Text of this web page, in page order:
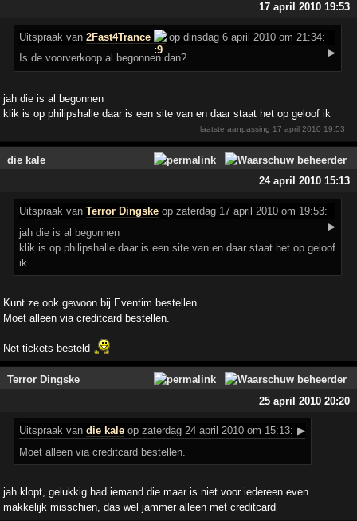
17 april 2010 19:53
Uitspraak van2Fast4Trance
op dinsdag 6 april 2010 om 21:34:
▶
Is de voorverkoop al begonnen dan?
jah die is al begonnen
klik is op philipshalle daar is een site van en daar staat het op geloof ik
laatste aanpassing 17 april 2010 19:53
die kale
24 april 2010 15:13
Uitspraak vanTerror Dingske op zaterdag 17 april 2010 om 19:53:
▶
jah die is al begonnen
klik is op philipshalle daar is een site van en daar staat het op geloof
ik
Kunt ze ook gewoon bij Eventim bestellen..
Moet alleen via creditcard bestellen.
Net tickets besteld
Terror Dingske
25 april 2010 20:20
Uitspraak vandie kale op zaterdag 24 april 2010 om 15:13: ▶
Moet alleen via creditcard bestellen.
jah klopt, gelukkig had iemand die maar is niet voor iedereen even
makkelijk misschien, das wel jammer alleen met creditcard